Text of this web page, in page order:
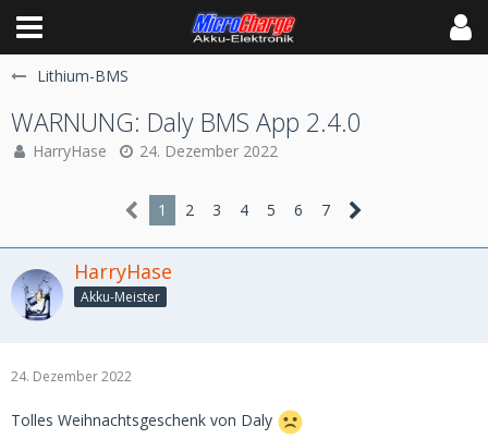
Lithium-BMS
WARNUNG: Daly BMS App 2.4.0
HarryHase 24. Dezember 2022
1 2 3 4 5 6 7
HarryHase
Akku-Meister
24. Dezember 2022
Tolles Weihnachtsgeschenk von Daly